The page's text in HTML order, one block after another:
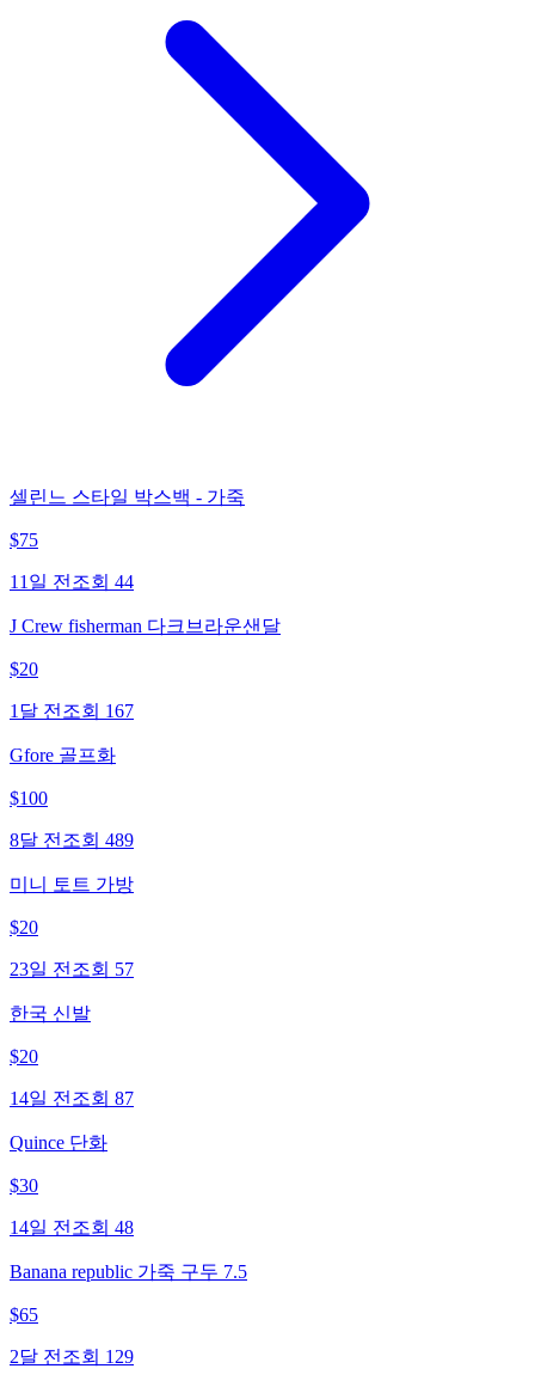
셀린느 스타일 박스백 - 가죽
$75
11일 전 조회 44
J Crew fisherman 다크브라운샌달
$20
1달 전 조회 167
Gfore 골프화
$100
8달 전 조회 489
미니 토트 가방
$20
23일 전 조회 57
한국 신발
$20
14일 전 조회 87
Quince 단화
$30
14일 전 조회 48
Banana republic 가죽 구두 7.5
$65
2달 전 조회 129